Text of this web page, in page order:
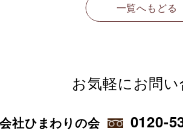
一覧へもどる
お気軽にお問
社ひまわりの会 0120-